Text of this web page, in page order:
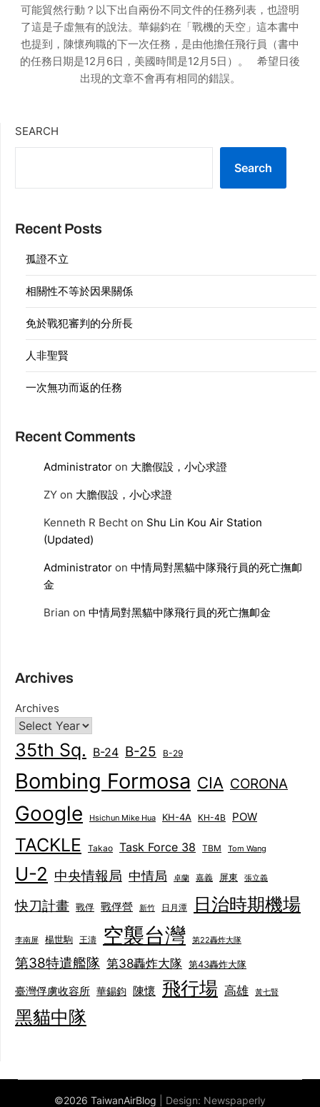
可能貿然行動？以下出自兩份不同文件的任務列表，也證明
了這是子虛無有的說法。華錫鈞在「戰機的天空」這本書中
也提到，陳懷殉職的下一次任務，是由他擔任飛行員（書中
的任務日期是12月6日，美國時間是12月5日）。 希望日後
出現的文章不會再有相同的錯誤。
SEARCH
Search
Recent Posts
孤證不立
相關性不等於因果關係
免於戰犯審判的分所長
人非聖賢
一次無功而返的任務
Recent Comments
Administrator on 大膽假設，小心求證
ZY on 大膽假設，小心求證
Kenneth R Becht on Shu Lin Kou Air Station
(Updated)
Administrator on 中情局對黑貓中隊飛行員的死亡撫卹
金
Brian on 中情局對黑貓中隊飛行員的死亡撫卹金
Archives
Archives
35th Sq. B-24 B-25 B-29
Bombing Formosa CIA CORONA
Google Hsichun Mike Hua KH-4A KH-4B POW
TACKLE Takao Task Force 38 TBM Tom Wang
U-2 中央情報局 中情局 卓蘭 嘉義 屏東 張立義
快刀計畫 戰俘 戰俘營 新竹 日月潭 日治時期機場
李南屏 楊世駒 王濤 空襲台灣 第22轟炸大隊
第38特遣艦隊 第38轟炸大隊 第43轟炸大隊
臺灣俘虜收容所 華錫鈞 陳懷 飛行場 高雄 黃七賢
黑貓中隊
©2026 TaiwanAirBlog | Design: Newspaperly